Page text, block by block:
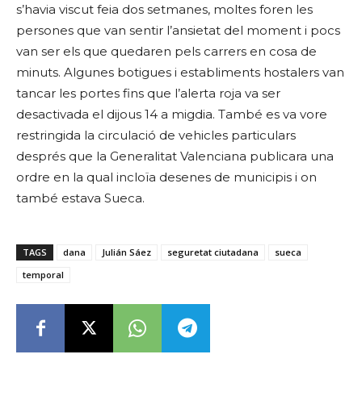
s’havia viscut feia dos setmanes, moltes foren les
persones que van sentir l’ansietat del moment i pocs
van ser els que quedaren pels carrers en cosa de
minuts. Algunes botigues i establiments hostalers van
tancar les portes fins que l’alerta roja va ser
desactivada el dijous 14 a migdia. També es va vore
restringida la circulació de vehicles particulars
després que la Generalitat Valenciana publicara una
ordre en la qual incloïa desenes de municipis i on
també estava Sueca.
TAGS dana Julián Sáez seguretat ciutadana
sueca
temporal